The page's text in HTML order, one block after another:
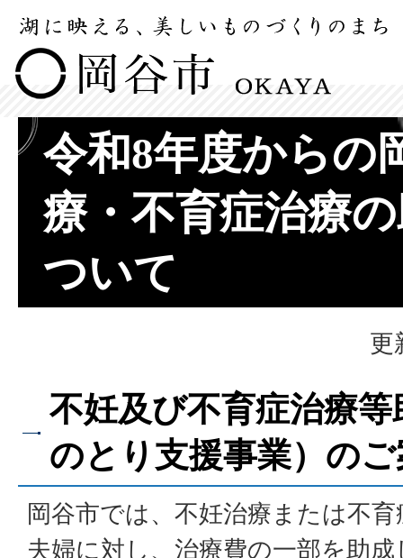
令和8年度からの
療・不育症治療
ついて
更
不妊及び不育症治療
のとり支援事業）の
岡谷市では、不妊治療または不
夫婦に対し、治療費の一部を助